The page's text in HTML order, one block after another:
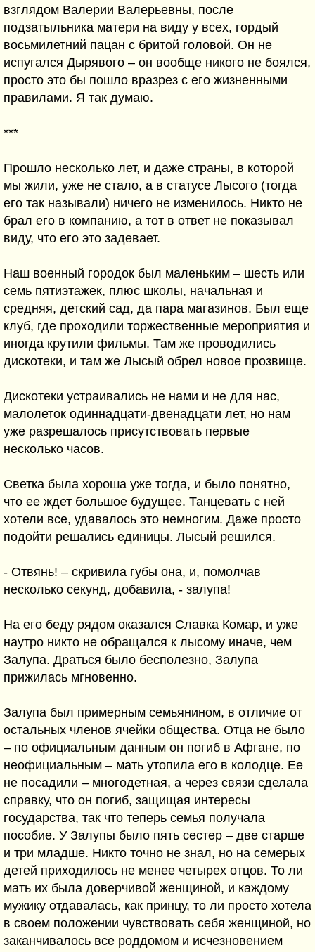
взглядом Валерии Валерьевны, после
подзатыльника матери на виду у всех, гордый
восьмилетний пацан с бритой головой. Он не
испугался Дырявого – он вообще никого не боялся,
просто это бы пошло вразрез с его жизненными
правилами. Я так думаю.
***
Прошло несколько лет, и даже страны, в которой
мы жили, уже не стало, а в статусе Лысого (тогда
его так называли) ничего не изменилось. Никто не
брал его в компанию, а тот в ответ не показывал
виду, что его это задевает.
Наш военный городок был маленьким – шесть или
семь пятиэтажек, плюс школы, начальная и
средняя, детский сад, да пара магазинов. Был еще
клуб, где проходили торжественные мероприятия и
иногда крутили фильмы. Там же проводились
дискотеки, и там же Лысый обрел новое прозвище.
Дискотеки устраивались не нами и не для нас,
малолеток одиннадцати-двенадцати лет, но нам
уже разрешалось присутствовать первые
несколько часов.
Светка была хороша уже тогда, и было понятно,
что ее ждет большое будущее. Танцевать с ней
хотели все, удавалось это немногим. Даже просто
подойти решались единицы. Лысый решился.
- Отвянь! – скривила губы она, и, помолчав
несколько секунд, добавила, - залупа!
На его беду рядом оказался Славка Комар, и уже
наутро никто не обращался к лысому иначе, чем
Залупа. Драться было бесполезно, Залупа
прижилась мгновенно.
Залупа был примерным семьянином, в отличие от
остальных членов ячейки общества. Отца не было
– по официальным данным он погиб в Афгане, по
неофициальным – мать утопила его в колодце. Ее
не посадили – многодетная, а через связи сделала
справку, что он погиб, защищая интересы
государства, так что теперь семья получала
пособие. У Залупы было пять сестер – две старше
и три младше. Никто точно не знал, но на семерых
детей приходилось не менее четырех отцов. То ли
мать их была доверчивой женщиной, и каждому
мужику отдавалась, как принцу, то ли просто хотела
в своем положении чувствовать себя женщиной, но
заканчивалось все роддомом и исчезновением